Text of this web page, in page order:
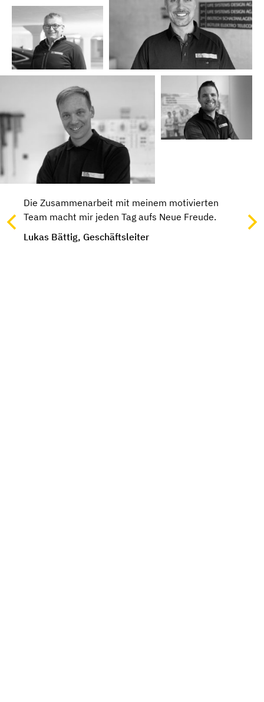
Die Zusammenarbeit mit meinem motivierten
Team macht mir jeden Tag aufs Neue Freude.
Lukas Bättig, Geschäftsleiter